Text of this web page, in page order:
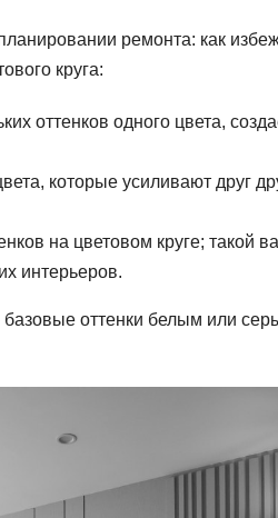
ремонта: как
круга:
оттенков одного цвета,
которые усиливают друг
на цветовом круге; такой
интерьеров.
оттенки белым или